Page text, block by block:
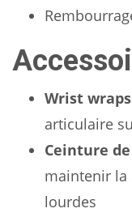
Wrist
articulaire
Ceinture
maintenir la
lourdes